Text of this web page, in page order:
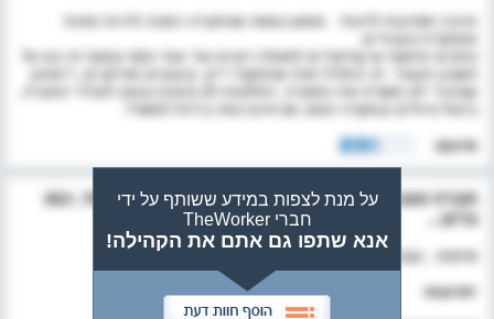
הרבה חסרונות לדעתי . ממש באסה שהחברה הפכה להיות פחות
נותנים הרגשה ש קודקודים למעלה רוצים עוד ועוד כסף ובסוף זה בא על
חשבון העובד. זה התחיל מזה שהמקרר ריק, קיצוצים מורחבים, ריארגון
שבעיניי לא משרת את המטרה, החלטות לא נכונות בנוגע לעתיד החברה,
ביטול טיולים ובמקרה הטוב מביאים כמה בירות למשרד.
סיכום:
על מנת לצפות במידע ששותף על ידי
חברי TheWorker
אנא שתפו גם אתם את הקהילה!
חברה טובה אבל אין סנטימנטים לעובדים להרגשתי, כמו
ברוב...
פיתוח , עובד לשעבר בשנים 2022 - 2022
יתרונות: